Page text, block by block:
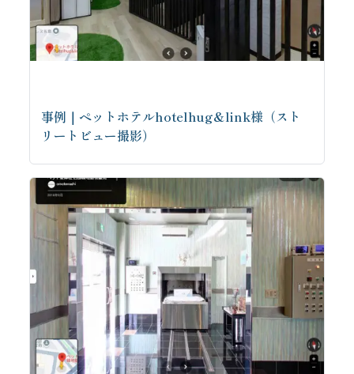
事例｜ペットホテルhotelhug&link様（スト
リートビュー撮影）